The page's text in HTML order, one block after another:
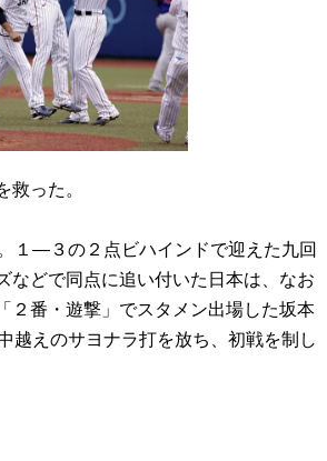
った。
１―３の２点ビハインドで迎えた九回
などで同点に追い付いた日本は、なお
２番・遊撃」でスタメン出場した坂本
越えのサヨナラ打を放ち、初戦を制し